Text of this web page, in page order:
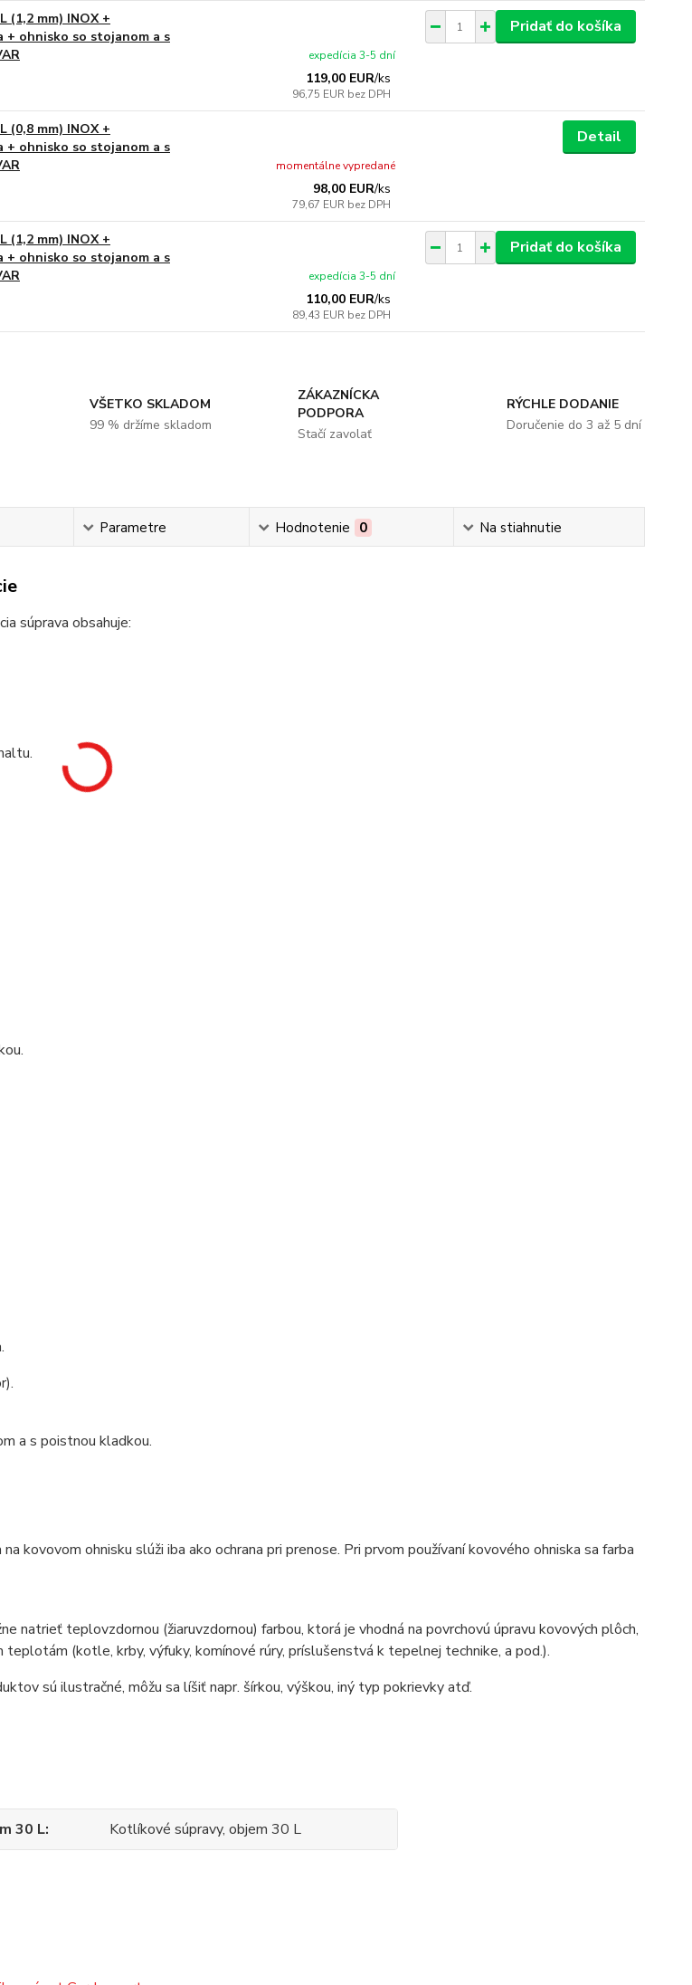
(1,2 mm) INOX +
+ ohnisko so stojanom a s
119,00 EUR/ks
96,75 EUR bez DPH
expedícia 3-5 dní
Pridať do košíka
(0,8 mm) INOX +
+ ohnisko so stojanom a s
98,00 EUR/ks
79,67 EUR bez DPH
momentálne vypredané
Detail
(1,2 mm) INOX +
+ ohnisko so stojanom a s
110,00 EUR/ks
89,43 EUR bez DPH
expedícia 3-5 dní
Pridať do košíka
VŠETKO SKLADOM
99 % držíme skladom
ZÁKAZNÍCKA
PODPORA
Stačí zavolať
RÝCHLE DODANIE
Doručenie do 3 až 5 dní
Parametre Hodnotenie 0 Na stiahnutie
súprava obsahuje:
a s poistnou kladkou.
kovovom ohnisku slúži iba ako ochrana pri prenose. Pri prvom používaní kovového ohniska sa farba
natrieť teplovzdornou (žiaruvzdornou) farbou, ktorá je vhodná na povrchovú úpravu kovových plôch,
(kotle, krby, výfuky, komínové rúry, príslušenstvá k tepelnej technike, a pod.).
sú ilustračné, môžu sa líšiť napr. šírkou, výškou, iný typ pokrievky atď.
30 L Kotlíkové súpravy, objem 30 L